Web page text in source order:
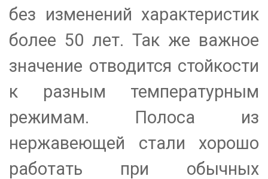
без изменений характеристик
более 50 лет. Так же важное
значение отводится стойкости
к разным температурным
режимам. Полоса из
нержавеющей стали хорошо
работать при обычных